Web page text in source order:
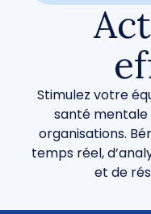
Stimulez votre
santé mentale
organisations.
temps réel,
et de